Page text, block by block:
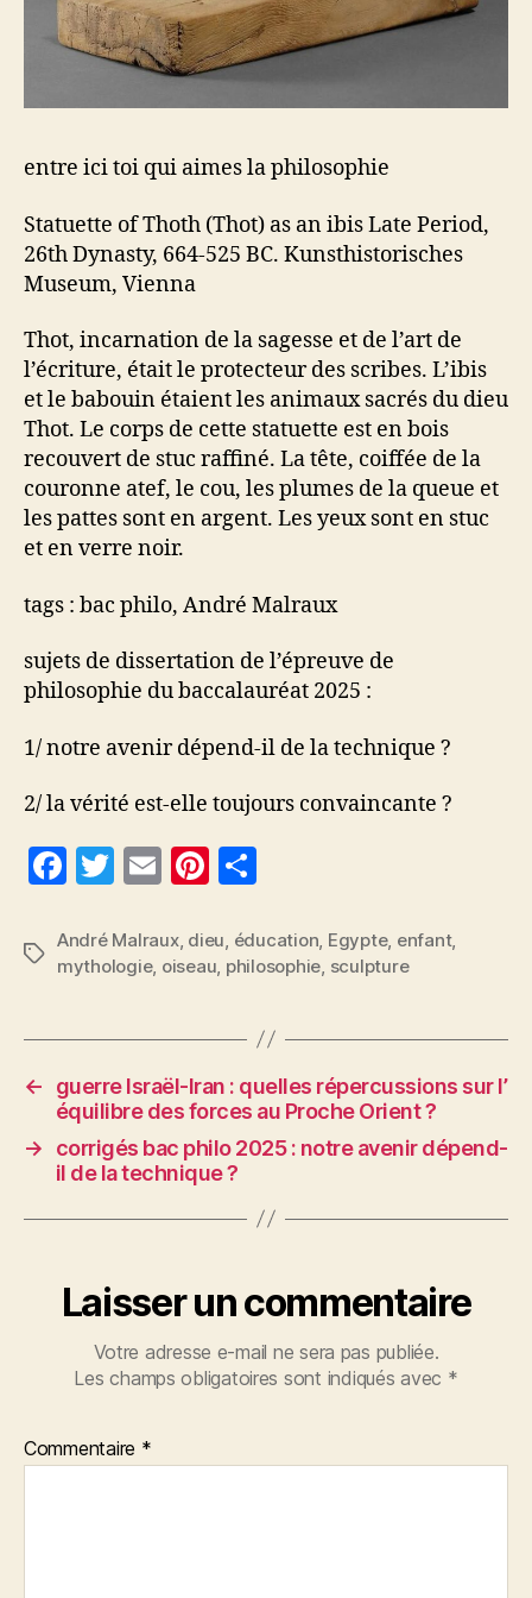
entre ici toi qui aimes la philosophie
Statuette of Thoth (Thot) as an ibis Late Period,
26th Dynasty, 664-525 BC. Kunsthistorisches
Museum, Vienna
Thot, incarnation de la sagesse et de l’art de
l’écriture, était le protecteur des scribes. L’ibis
et le babouin étaient les animaux sacrés du dieu
Thot. Le corps de cette statuette est en bois
recouvert de stuc raffiné. La tête, coiffée de la
couronne atef, le cou, les plumes de la queue et
les pattes sont en argent. Les yeux sont en stuc
et en verre noir.
tags : bac philo, André Malraux
sujets de dissertation de l’épreuve de
philosophie du baccalauréat 2025 :
1/ notre avenir dépend-il de la technique ?
2/ la vérité est-elle toujours convaincante ?
F
c
e
o
o
k
T
itt
er
E
ai
l
Pi
er
es
rt
a
g
er
Étiquettes
André Malraux, dieu, éducation, Egypte, enfant,
mythologie, oiseau, philosophie, sculpture
←
guerre Israël-Iran : quelles répercussions sur l’
équilibre des forces au Proche Orient ?
→
corrigés bac philo 2025 : notre avenir dépend-
il de la technique ?
Laisser un commentaire
Votre adresse e-mail ne sera pas publiée.
Les champs obligatoires sont indiqués avec *
Commentaire *